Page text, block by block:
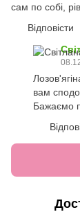
сам по собі,
Відповісти
вам
Бажаємо